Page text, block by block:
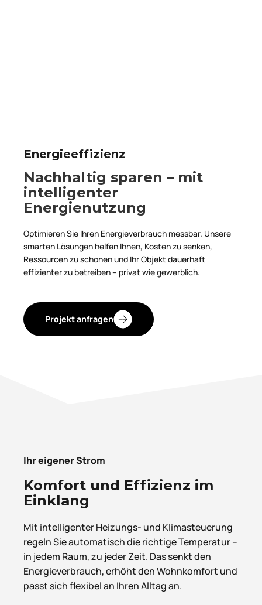
Energieeffizienz
Nachhaltig sparen – mit
intelligenter
Energienutzung
Optimieren Sie Ihren Energieverbrauch messbar. Unsere
smarten Lösungen helfen Ihnen, Kosten zu senken,
Ressourcen zu schonen und Ihr Objekt dauerhaft
effizienter zu betreiben – privat wie gewerblich.
Projekt anfragen
Ihr eigener Strom
Komfort und Effizienz im
Einklang
Mit intelligenter Heizungs- und Klimasteuerung
regeln Sie automatisch die richtige Temperatur –
in jedem Raum, zu jeder Zeit. Das senkt den
Energieverbrauch, erhöht den Wohnkomfort und
passt sich flexibel an Ihren Alltag an.